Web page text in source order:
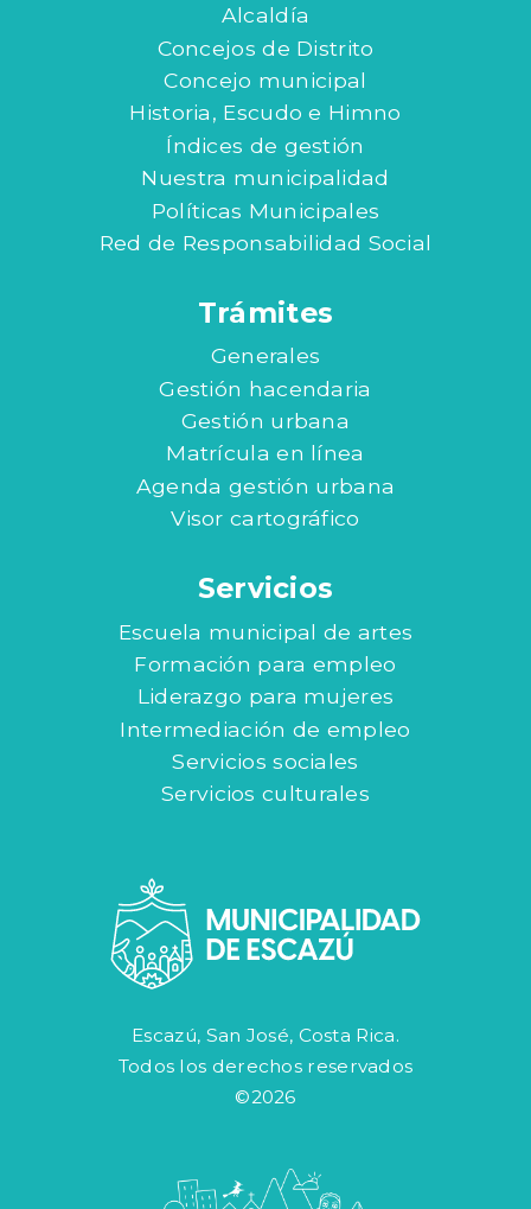
Alcaldía
Concejos de Distrito
Concejo municipal
Historia, Escudo e Himno
Índices de gestión
Nuestra municipalidad
Políticas Municipales
Red de Responsabilidad Social
Trámites
Generales
Gestión hacendaria
Gestión urbana
Matrícula en línea
Agenda gestión urbana
Visor cartográfico
Servicios
Escuela municipal de artes
Formación para empleo
Liderazgo para mujeres
Intermediación de empleo
Servicios sociales
Servicios culturales
Escazú, San José, Costa Rica.
Todos los derechos reservados
©2026